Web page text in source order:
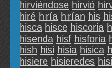
hirviéndose hirvió
hiré hiría hirían his
hisca hisce hiscoria
hisenda hisf hisforia
hish hisi hisia hisica
hisiere hisieredes